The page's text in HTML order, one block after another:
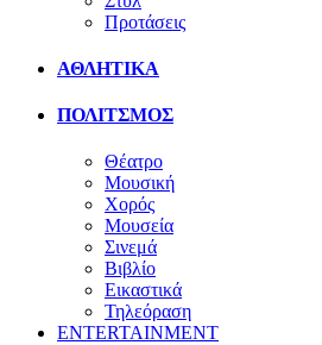
Προτάσεις
ΑΘΛΗΤΙΚΑ
ΠΟΛΙΤΣΜΟΣ
Θέατρο
Μουσική
Χορός
Μουσεία
Σινεμά
Βιβλίο
Εικαστικά
Τηλεόραση
ENTERTAINMENT